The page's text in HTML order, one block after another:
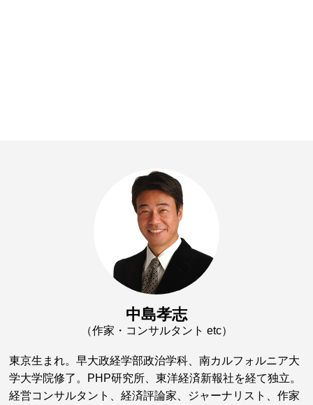
中島孝志
（作家・コンサルタント etc）
東京生まれ。早大政経学部政治学科、南カルフォルニア大
学大学院修了。PHP研究所、東洋経済新報社を経て独立。
経営コンサルタント、経済評論家、ジャーナリスト、作家